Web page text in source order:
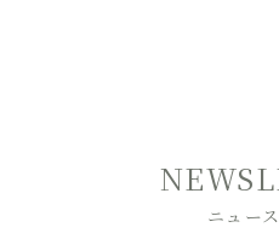
ニュー